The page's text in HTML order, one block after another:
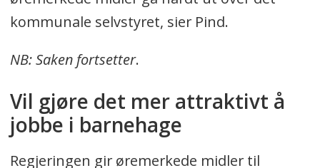
kommunale selvstyret, sier Pind.
NB: Saken fortsetter.
Vil gjøre det mer attraktivt å
jobbe i barnehage
Regjeringen gir øremerkede midler til